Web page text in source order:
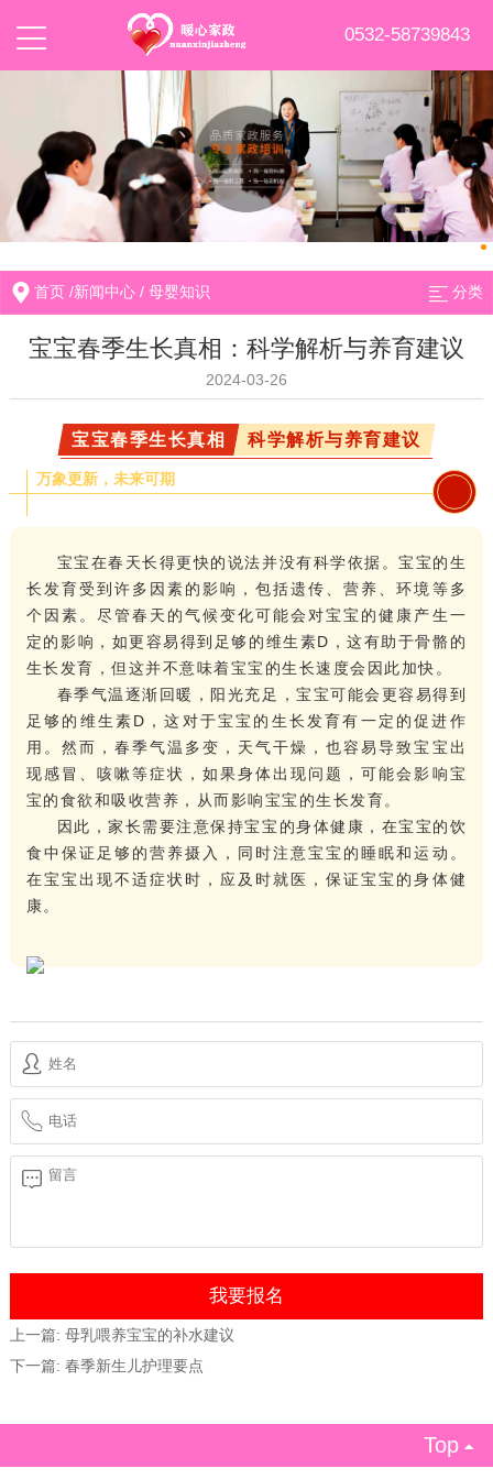
0532-58739843
首页 /新闻中心 /母婴知识 分类
宝宝春季生长真相：科学解析与养育建议
2024-03-26
宝宝春季生长真相 科学解析与养育建议
万象更新，未来可期
宝宝在春天长得更快的说法并没有科学依据。宝宝的生
长发育受到许多因素的影响，包括遗传、营养、环境等多
个因素。尽管春天的气候变化可能会对宝宝的健康产生一
定的影响，如更容易得到足够的维生素D，这有助于骨骼的
生长发育，但这并不意味着宝宝的生长速度会因此加快。
春季气温逐渐回暖，阳光充足，宝宝可能会更容易得到
足够的维生素D，这对于宝宝的生长发育有一定的促进作
用。然而，春季气温多变，天气干燥，也容易导致宝宝出
现感冒、咳嗽等症状，如果身体出现问题，可能会影响宝
宝的食欲和吸收营养，从而影响宝宝的生长发育。
因此，家长需要注意保持宝宝的身体健康，在宝宝的饮
食中保证足够的营养摄入，同时注意宝宝的睡眠和运动。
在宝宝出现不适症状时，应及时就医，保证宝宝的身体健
康。
上一篇: 母乳喂养宝宝的补水建议
下一篇: 春季新生儿护理要点
Top